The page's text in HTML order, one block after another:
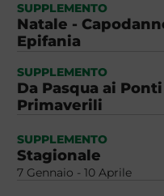
SUPPLEMENTO
Natale -
Epifania
SUPPLEMENTO
Da Pasqua ai Ponti
Primaverili
SUPPLEMENTO
Stagionale
7 Gennaio - 10 Aprile